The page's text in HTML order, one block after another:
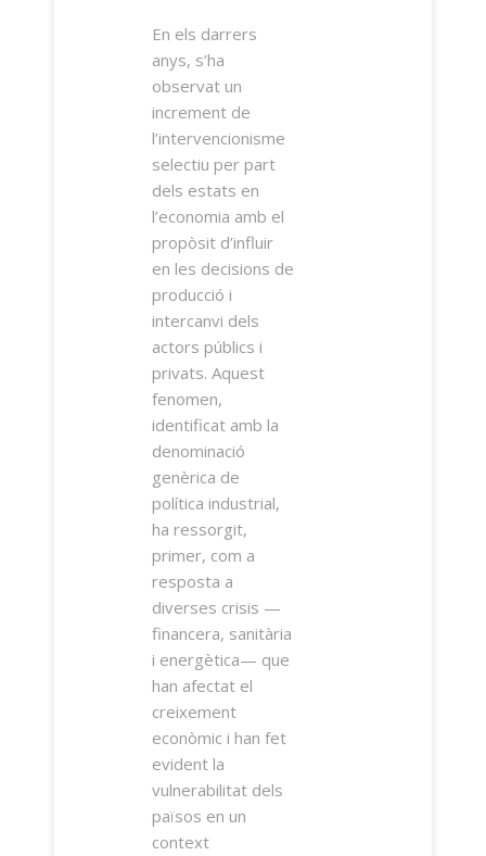
En els darrers
anys, s’ha
observat un
increment de
l’intervencionisme
selectiu per part
dels estats en
l’economia amb el
propòsit d’influir
en les decisions de
producció i
intercanvi dels
actors públics i
privats. Aquest
fenomen,
identificat amb la
denominació
genèrica de
política industrial,
ha ressorgit,
primer, com a
resposta a
diverses crisis —
financera, sanitària
i energètica— que
han afectat el
creixement
econòmic i han fet
evident la
vulnerabilitat dels
països en un
context